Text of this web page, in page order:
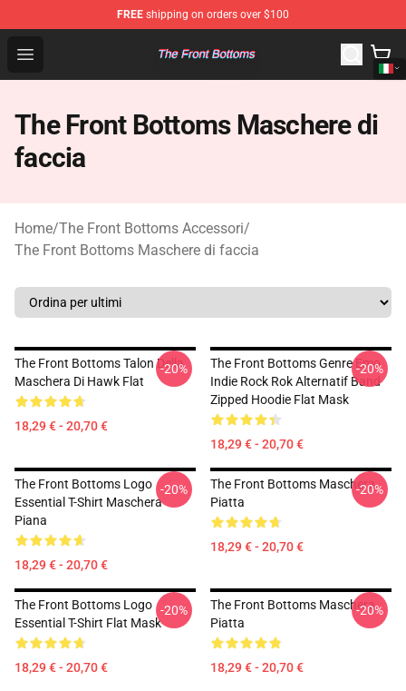
FREE shipping on orders over $100
Open menu
The Front Bottoms Store - Official The Front Bottoms
The Front Bottoms Maschere di
faccia
Home/The Front Bottoms Accessori/
The Front Bottoms Maschere di faccia
The Front Bottoms Talon Della
Maschera Di Hawk Flat
18,29 € - 20,70 €
-20%
The Front Bottoms Genre Emo
Indie Rock Rok Alternatif Band
Zipped Hoodie Flat Mask
18,29 € - 20,70 €
-20%
The Front Bottoms Logo
Essential T-Shirt Maschera
Piana
18,29 € - 20,70 €
-20%
The Front Bottoms Maschera
Piatta
18,29 € - 20,70 €
-20%
The Front Bottoms Logo
Essential T-Shirt Flat Mask
18,29 € - 20,70 €
-20%
The Front Bottoms Maschera
Piatta
18,29 € - 20,70 €
-20%